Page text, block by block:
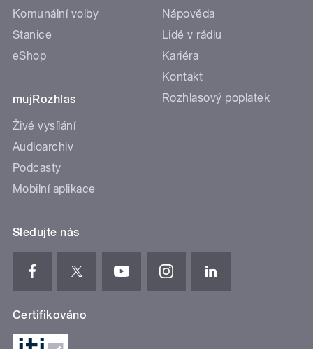
Komunální volby
Stanice
eShop
mujRozhlas
Živé vysílání
Audioarchiv
Podcasty
Mobilní aplikace
Nápověda
Lidé v rádiu
Kariéra
Kontakt
Rozhlasový poplatek
Sledujte nás
Certifikováno